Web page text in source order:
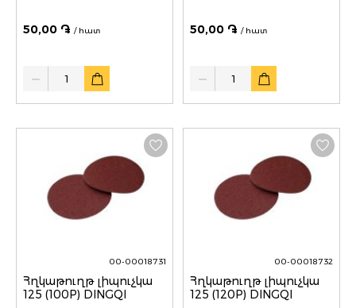
50,00 ֏ / հատ
Quantity
50,00 ֏ / հատ
Quantity
00-00018731
Հղկաթուղթ լիպուչկա
125 (100P) DINGQI
00-00018732
Հղկաթուղթ լիպուչկա
125 (120P) DINGQI